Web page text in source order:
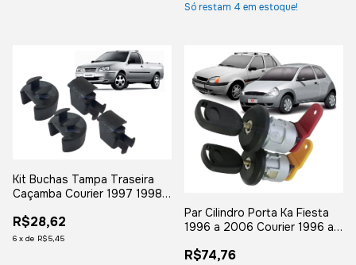
Só restam 4 em estoque!
Kit Buchas Tampa Traseira
Caçamba Courier 1997 1998
2004 2005 2006 a 2013
R$28,62
6 x de R$5,45
Par Cilindro Porta Ka Fiesta
1996 a 2006 Courier 1996 a
R$74,76